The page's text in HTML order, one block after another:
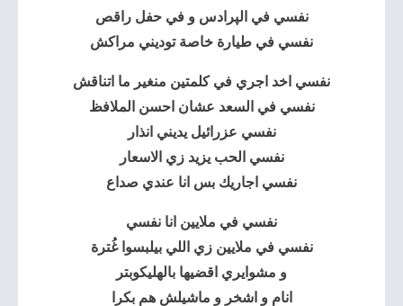
نفسي في الپرادس و في حفل راقص
نفسي في طيارة خاصة توديني مراكش
نفسي اخد اجري في كلمتين منغير ما اتناقش
نفسي في السعد عشان احسن الملافظ
نفسي عزرائيل يديني انذار
نفسي الحب يزيد زي الاسعار
نفسي اجاريك بس انا عندي صداع
نفسي في ملايين انا نفسي
نفسي في ملايين زي اللي بيلبسوا غُترة
و مشوايري اقضيها بالهليكوبتر
انام و اشخر و ماشيلش هم بكرا